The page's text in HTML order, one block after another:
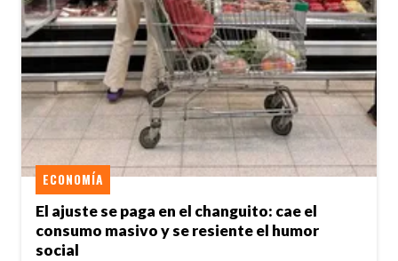
El ajuste se paga en el changuito: cae el
consumo masivo y se resiente el humor
social
ECONOMÍA